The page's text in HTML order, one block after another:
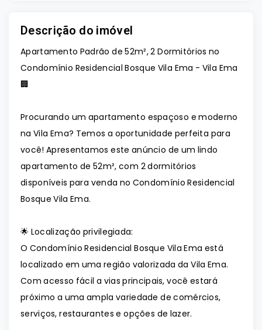
Descrição do imóvel
Apartamento Padrão de 52m², 2 Dormitórios no
Condomínio Residencial Bosque Vila Ema - Vila Ema
🏢
Procurando um apartamento espaçoso e moderno
na Vila Ema? Temos a oportunidade perfeita para
você! Apresentamos este anúncio de um lindo
apartamento de 52m², com 2 dormitórios
disponíveis para venda no Condomínio Residencial
Bosque Vila Ema.
🌟 Localização privilegiada:
O Condomínio Residencial Bosque Vila Ema está
localizado em uma região valorizada da Vila Ema.
Com acesso fácil a vias principais, você estará
próximo a uma ampla variedade de comércios,
serviços, restaurantes e opções de lazer.